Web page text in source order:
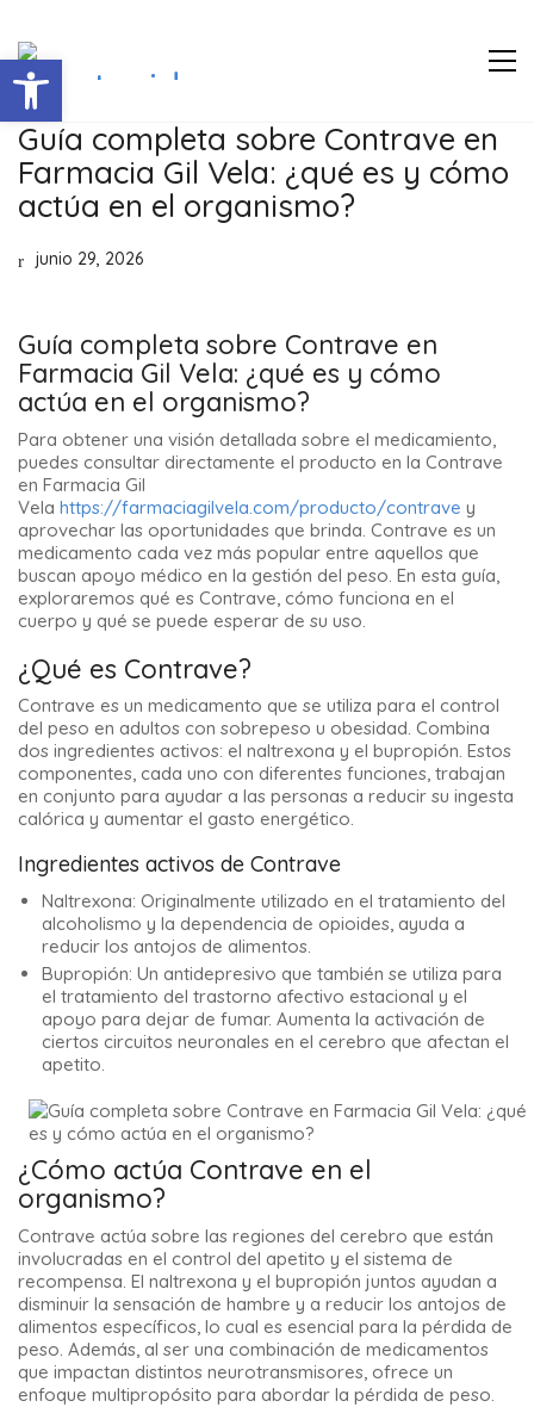
Guía completa sobre Contrave en
Farmacia Gil Vela: ¿qué es y cómo
actúa en el organismo?
junio 29, 2026
Guía completa sobre Contrave en
Farmacia Gil Vela: ¿qué es y cómo
actúa en el organismo?
Para obtener una visión detallada sobre el medicamiento,
puedes consultar directamente el producto en la Contrave
en Farmacia Gil
Vela https://farmaciagilvela.com/producto/contrave y
aprovechar las oportunidades que brinda. Contrave es un
medicamento cada vez más popular entre aquellos que
buscan apoyo médico en la gestión del peso. En esta guía,
exploraremos qué es Contrave, cómo funciona en el
cuerpo y qué se puede esperar de su uso.
¿Qué es Contrave?
Contrave es un medicamento que se utiliza para el control
del peso en adultos con sobrepeso u obesidad. Combina
dos ingredientes activos: el naltrexona y el bupropión. Estos
componentes, cada uno con diferentes funciones, trabajan
en conjunto para ayudar a las personas a reducir su ingesta
calórica y aumentar el gasto energético.
Ingredientes activos de Contrave
Naltrexona: Originalmente utilizado en el tratamiento del
alcoholismo y la dependencia de opioides, ayuda a
reducir los antojos de alimentos.
Bupropión: Un antidepresivo que también se utiliza para
el tratamiento del trastorno afectivo estacional y el
apoyo para dejar de fumar. Aumenta la activación de
ciertos circuitos neuronales en el cerebro que afectan el
apetito.
¿Cómo actúa Contrave en el
organismo?
Contrave actúa sobre las regiones del cerebro que están
involucradas en el control del apetito y el sistema de
recompensa. El naltrexona y el bupropión juntos ayudan a
disminuir la sensación de hambre y a reducir los antojos de
alimentos específicos, lo cual es esencial para la pérdida de
peso. Además, al ser una combinación de medicamentos
que impactan distintos neurotransmisores, ofrece un
enfoque multipropósito para abordar la pérdida de peso.
Abrir barra de herramientas